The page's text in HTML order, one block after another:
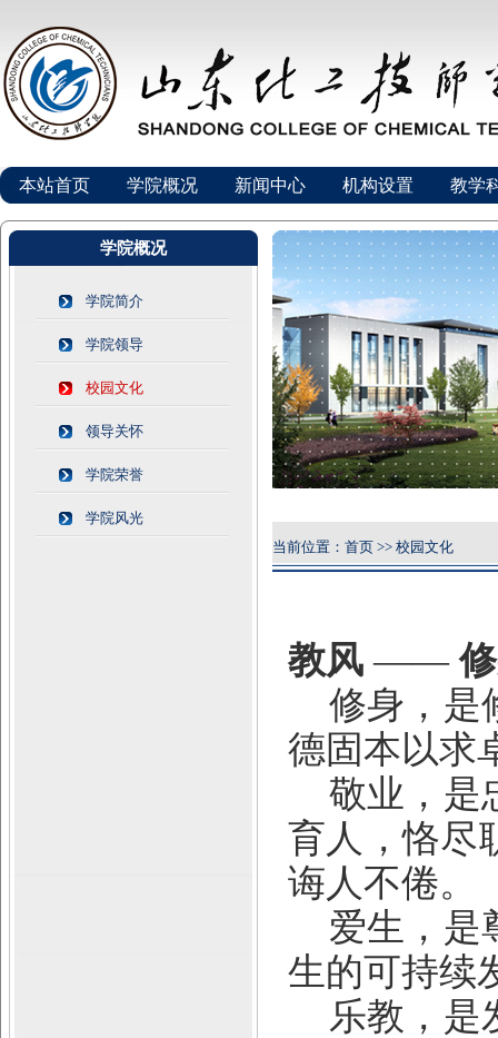
本站首页 学院概况 新闻中心 机构设置 教学
学院概况
学院简介
学院领导
校园文化
领导关怀
学院荣誉
学院风光
当前位置：首页 >> 校园文化
教风 ——
修身，是
德固本以求
敬业，是
育人，恪尽
诲人不倦。
爱生，是
生的可持续
乐教，是